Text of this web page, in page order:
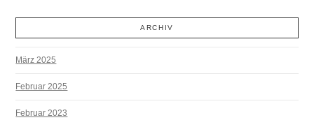
ARCHIV
März 2025
Februar 2025
Februar 2023